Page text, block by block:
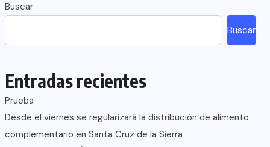
Buscar
Buscar
Entradas recientes
Prueba
Desde el viernes se regularizará la distribución de alimento
complementario en Santa Cruz de la Sierra